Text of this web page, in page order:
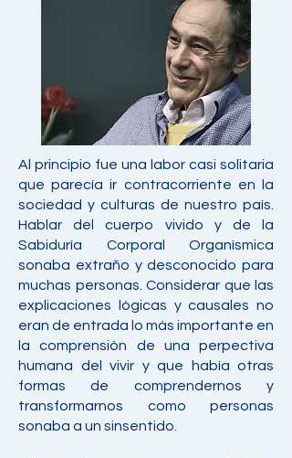
Al principio fue una labor casi solitaria
que parecía ir contracorriente en la
sociedad y culturas de nuestro país.
Hablar del cuerpo vivido y de la
Sabiduría Corporal Organísmica
sonaba extraño y desconocido para
muchas personas. Considerar que las
explicaciones lógicas y causales no
eran de entrada lo más importante en
la comprensión de una perpectiva
humana del vivir y que había otras
formas de comprendernos y
transformarnos como personas
sonaba a un sinsentido.